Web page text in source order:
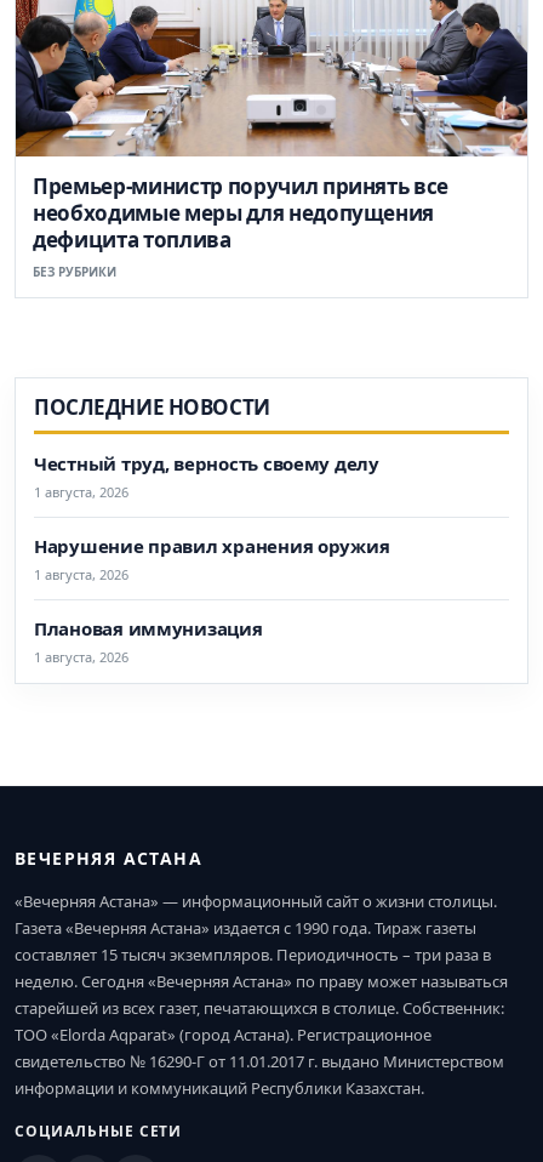
Премьер-министр поручил принять все
необходимые меры для недопущения
дефицита топлива
БЕЗ РУБРИКИ
ПОСЛЕДНИЕ НОВОСТИ
Честный труд, верность своему делу
1 августа, 2026
Нарушение правил хранения оружия
1 августа, 2026
Плановая иммунизация
1 августа, 2026
ВЕЧЕРНЯЯ АСТАНА
«Вечерняя Астана» — информационный сайт о жизни столицы.
Газета «Вечерняя Астана» издается с 1990 года. Тираж газеты
составляет 15 тысяч экземпляров. Периодичность – три раза в
неделю. Сегодня «Вечерняя Астана» по праву может называться
старейшей из всех газет, печатающихся в столице. Собственник:
ТОО «Elorda Aqparat» (город Астана). Регистрационное
свидетельство № 16290-Г от 11.01.2017 г. выдано Министерством
информации и коммуникаций Республики Казахстан.
СОЦИАЛЬНЫЕ СЕТИ